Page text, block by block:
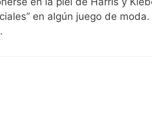
en algún juego de moda.